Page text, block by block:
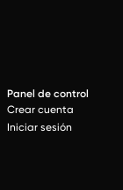
Panel de control
Crear cuenta
Iniciar sesión